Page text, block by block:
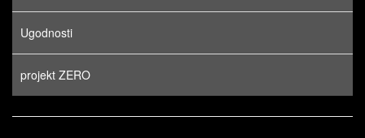
Ugodnosti
projekt ZERO